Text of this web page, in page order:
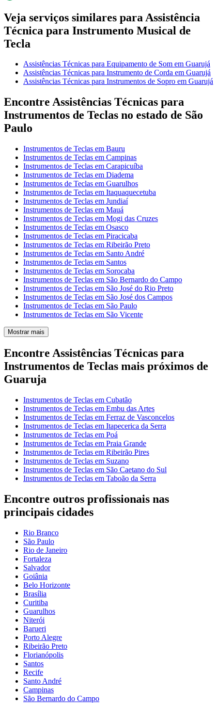
Veja serviços similares para Assistência
Técnica para Instrumento Musical de
Tecla
Assistências Técnicas para Equipamento de Som em Guarujá
Assistências Técnicas para Instrumento de Corda em Guarujá
Assistências Técnicas para Instrumentos de Sopro em Guarujá
Encontre Assistências Técnicas para
Instrumentos de Teclas no estado de São
Paulo
Instrumentos de Teclas em Bauru
Instrumentos de Teclas em Campinas
Instrumentos de Teclas em Carapicuíba
Instrumentos de Teclas em Diadema
Instrumentos de Teclas em Guarulhos
Instrumentos de Teclas em Itaquaquecetuba
Instrumentos de Teclas em Jundiaí
Instrumentos de Teclas em Mauá
Instrumentos de Teclas em Mogi das Cruzes
Instrumentos de Teclas em Osasco
Instrumentos de Teclas em Piracicaba
Instrumentos de Teclas em Ribeirão Preto
Instrumentos de Teclas em Santo André
Instrumentos de Teclas em Santos
Instrumentos de Teclas em Sorocaba
Instrumentos de Teclas em São Bernardo do Campo
Instrumentos de Teclas em São José do Rio Preto
Instrumentos de Teclas em São José dos Campos
Instrumentos de Teclas em São Paulo
Instrumentos de Teclas em São Vicente
Mostrar mais
Encontre Assistências Técnicas para
Instrumentos de Teclas mais próximos de
Guaruja
Instrumentos de Teclas em Cubatão
Instrumentos de Teclas em Embu das Artes
Instrumentos de Teclas em Ferraz de Vasconcelos
Instrumentos de Teclas em Itapecerica da Serra
Instrumentos de Teclas em Poá
Instrumentos de Teclas em Praia Grande
Instrumentos de Teclas em Ribeirão Pires
Instrumentos de Teclas em Suzano
Instrumentos de Teclas em São Caetano do Sul
Instrumentos de Teclas em Taboão da Serra
Encontre outros profissionais nas
principais cidades
Rio Branco
São Paulo
Rio de Janeiro
Fortaleza
Salvador
Goiânia
Belo Horizonte
Brasília
Curitiba
Guarulhos
Niterói
Barueri
Porto Alegre
Ribeirão Preto
Florianópolis
Santos
Recife
Santo André
Campinas
São Bernardo do Campo